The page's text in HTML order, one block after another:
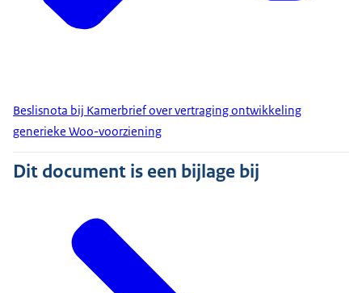
Beslisnota bij Kamerbrief over vertraging ontwikkeling
generieke Woo-voorziening
Dit document is een bijlage bij